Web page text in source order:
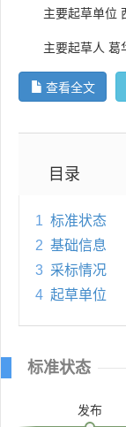
主要起草单位
主要起草人 葛
查看全文
目录
1 标准状态
2 基础信息
3 采标情况
4 起草单位
标准状态
发布